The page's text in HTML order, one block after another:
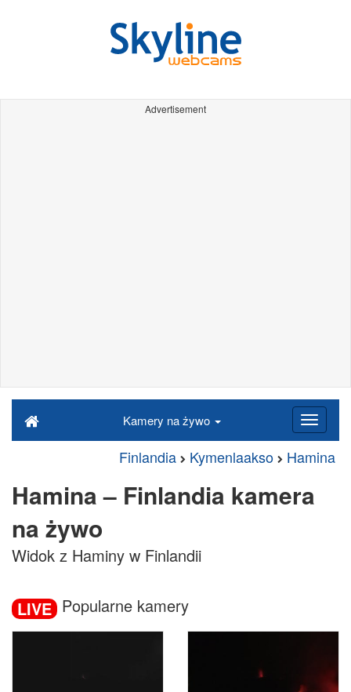
Advertisement
Kamery na żywo
Finlandia Kymenlaakso Hamina
Hamina – Finlandia kamera
na żywo
Widok z Haminy w Finlandii
LIVE Popularne kamery